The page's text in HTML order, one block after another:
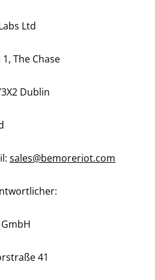
Ltd
1, The Chase
Dublin
sales@bemoreriot.com
GmbH
41